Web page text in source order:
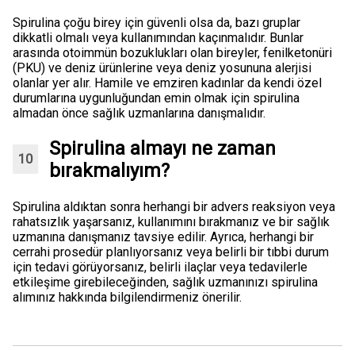
Spirulina çoğu birey için güvenli olsa da, bazı gruplar
dikkatli olmalı veya kullanımından kaçınmalıdır. Bunlar
arasında otoimmün bozuklukları olan bireyler, fenilketonüri
(PKU) ve deniz ürünlerine veya deniz yosununa alerjisi
olanlar yer alır. Hamile ve emziren kadınlar da kendi özel
durumlarına uygunluğundan emin olmak için spirulina
almadan önce sağlık uzmanlarına danışmalıdır.
Spirulina almayı ne zaman
bırakmalıyım?
Spirulina aldıktan sonra herhangi bir advers reaksiyon veya
rahatsızlık yaşarsanız, kullanımını bırakmanız ve bir sağlık
uzmanına danışmanız tavsiye edilir. Ayrıca, herhangi bir
cerrahi prosedür planlıyorsanız veya belirli bir tıbbi durum
için tedavi görüyorsanız, belirli ilaçlar veya tedavilerle
etkileşime girebileceğinden, sağlık uzmanınızı spirulina
alımınız hakkında bilgilendirmeniz önerilir.